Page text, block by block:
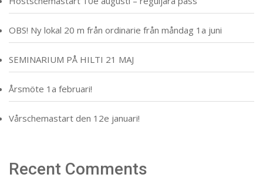
OBS! Ny lokal 20 m från ordinarie från måndag 1a juni
SEMINARIUM PÅ HILTI 21 MAJ
Årsmöte 1a februari!
Vårschemastart den 12e januari!
Recent Comments